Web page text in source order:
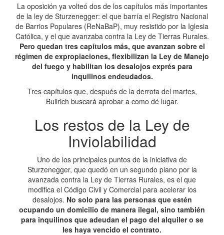
La oposición ya volteó dos de los capítulos más importantes
de la ley de Sturzenegger: el que barría el Registro Nacional
de Barrios Populares (ReNaBaP), muy resistido por la Iglesia
Católica, y el que avanzaba contra la Ley de Tierras Rurales.
Pero quedan tres capítulos más, que avanzan sobre el
régimen de expropiaciones, flexibilizan la Ley de Manejo
del fuego y habilitan los desalojos exprés para
inquilinos endeudados.
Tres capítulos que, después de la derrota del martes,
Bullrich buscará aprobar a como dé lugar.
Los restos de la Ley de
Inviolabilidad
Uno de los principales puntos de la iniciativa de
Sturzenegger, que quedó en un segundo plano por la
avanzada contra la Ley de Tierras Rurales, es el que
modifica el Código Civil y Comercial para acelerar los
desalojos. No solo para las personas que estén
ocupando un domicilio de manera ilegal, sino también
para inquilinos que adeudan el pago del alquiler o se
les haya vencido el contrato.